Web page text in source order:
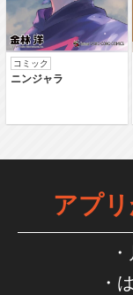
コミック
ニンジャラ
アプ